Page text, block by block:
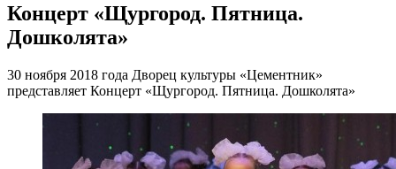
Концерт «Щургород. Пятница.
Дошколята»
30 ноября 2018 года Дворец культуры «Цементник»
представляет Концерт «Щургород. Пятница. Дошколята»